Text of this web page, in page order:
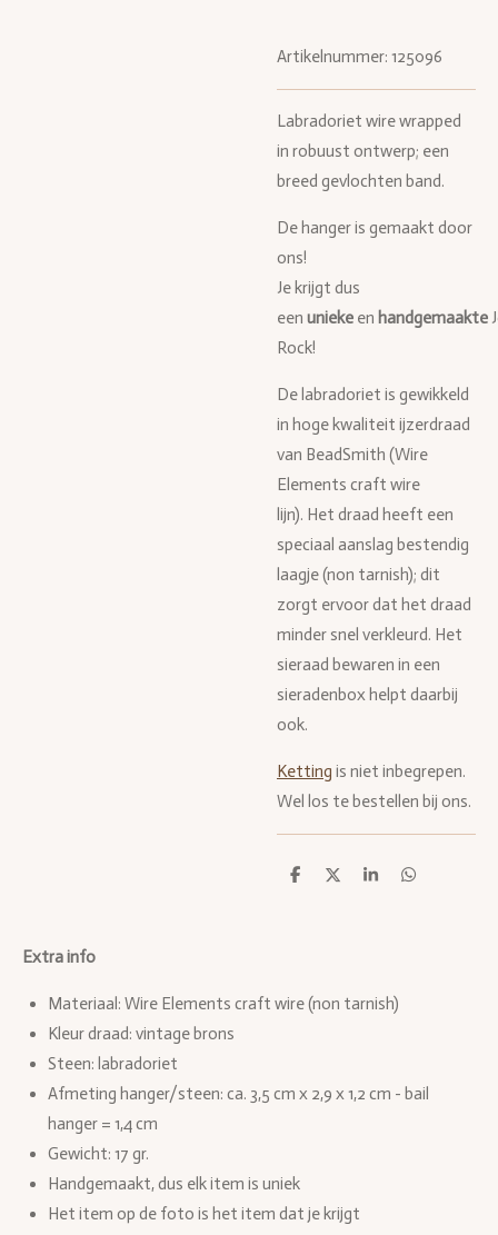
Artikelnummer: 125096
Labradoriet wire wrapped
in robuust ontwerp; een
breed gevlochten band.
De hanger is gemaakt door
ons!
Je krijgt dus
een unieke en handgemaakte
Rock!
De labradoriet is gewikkeld
in hoge kwaliteit ijzerdraad
van BeadSmith (Wire
Elements craft wire
lijn). Het draad heeft een
speciaal aanslag bestendig
laagje (non tarnish); dit
zorgt ervoor dat het draad
minder snel verkleurd. Het
sieraad bewaren in een
sieradenbox helpt daarbij
ook.
Ketting is niet inbegrepen.
Wel los te bestellen bij ons.
D
D
S
D
Extra info
Materiaal: Wire Elements craft wire (non tarnish)
Kleur draad: vintage brons
Steen: labradoriet
Afmeting hanger/steen: ca. 3,5 cm x 2,9 x 1,2 cm - bail
hanger = 1,4 cm
Gewicht: 17 gr.
Handgemaakt, dus elk item is uniek
Het item op de foto is het item dat je krijgt